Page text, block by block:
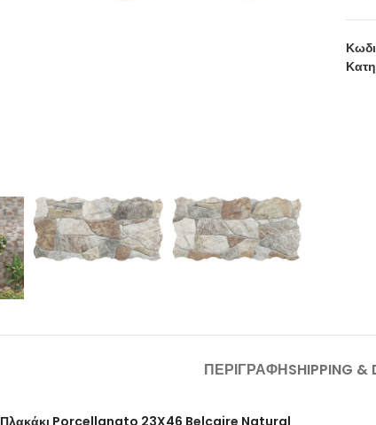
ΠΕΡΙΓΡΑΦΉSHIPPING &
Πλακάκι Porcellanato 23X46 Belcaire Natural